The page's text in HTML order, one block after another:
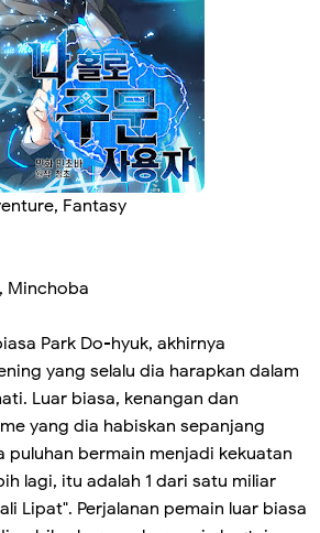
Fantasy
Minchoba
Park Do-hyuk, akhirnya
yang selalu dia harapkan dalam
Luar biasa, kenangan dan
yang dia habiskan sepanjang
puluhan bermain menjadi kekuatan
lagi, itu adalah 1 dari satu miliar
Lipat". Perjalanan pemain luar biasa